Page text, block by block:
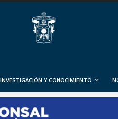
INVESTIGACIÓN Y CONOCIMIENTO